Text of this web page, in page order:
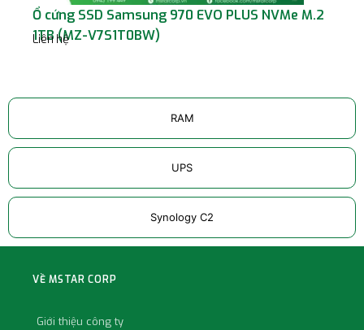
RAM
UPS
Synology C2
Ổ cứng SSD Samsung 970 EVO PLUS NVMe M.2
1TB (MZ-V7S1T0BW)
Liên hệ
VỀ MSTAR CORP
Giới thiệu công ty